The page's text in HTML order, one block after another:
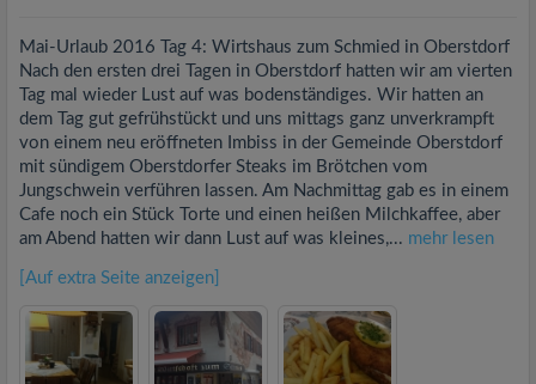
Mai-Urlaub 2016 Tag 4: Wirtshaus zum Schmied in Oberstdorf
Nach den ersten drei Tagen in Oberstdorf hatten wir am vierten
Tag mal wieder Lust auf was bodenständiges. Wir hatten an
dem Tag gut gefrühstückt und uns mittags ganz unverkrampft
von einem neu eröffneten Imbiss in der Gemeinde Oberstdorf
mit sündigem Oberstdorfer Steaks im Brötchen vom
Jungschwein verführen lassen. Am Nachmittag gab es in einem
Cafe noch ein Stück Torte und einen heißen Milchkaffee, aber
am Abend hatten wir dann Lust auf was kleines,... mehr lesen
[Auf extra Seite anzeigen]